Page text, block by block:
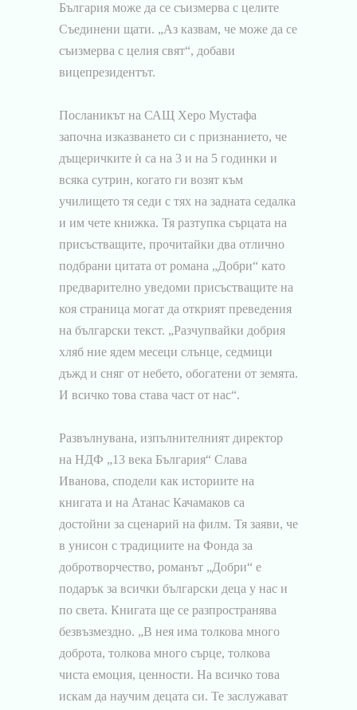
България може да се съизмерва с целите
Съединени щати. „Аз казвам, че може да се
съизмерва с целия свят“, добави
вицепрезидентът.
Посланикът на САЩ Херо Мустафа
започна изказването си с признанието, че
дъщеричките ѝ са на 3 и на 5 годинки и
всяка сутрин, когато ги возят към
училището тя седи с тях на задната седалка
и им чете книжка. Тя разтупка сърцата на
присъстващите, прочитайки два отлично
подбрани цитата от романа „Добри“ като
предварително уведоми присъстващите на
коя страница могат да открият преведения
на български текст. „Разчупвайки добрия
хляб ние ядем месеци слънце, седмици
дъжд и сняг от небето, обогатени от земята.
И всичко това става част от нас“.
Развълнувана, изпълнителният директор
на НДФ „13 века България“ Слава
Иванова, сподели как историите на
книгата и на Атанас Качамаков са
достойни за сценарий на филм. Тя заяви, че
в унисон с традициите на Фонда за
добротворчество, романът „Добри“ е
подарък за всички български деца у нас и
по света. Книгата ще се разпространява
безвъзмездно. „В нея има толкова много
доброта, толкова много сърце, толкова
чиста емоция, ценности. На всичко това
искам да научим децата си. Те заслужават